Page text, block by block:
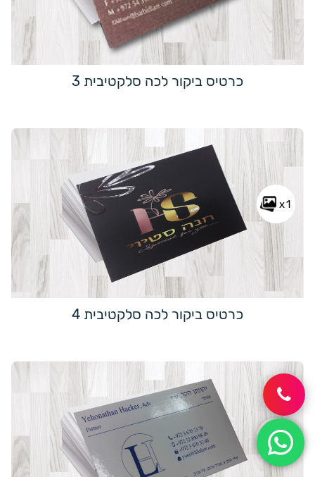
כרטיס ביקור לכה סלקטיבית 3
x1
כרטיס ביקור לכה סלקטיבית 4
x1